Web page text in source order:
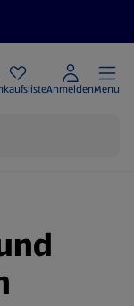
AnmeldenMenu